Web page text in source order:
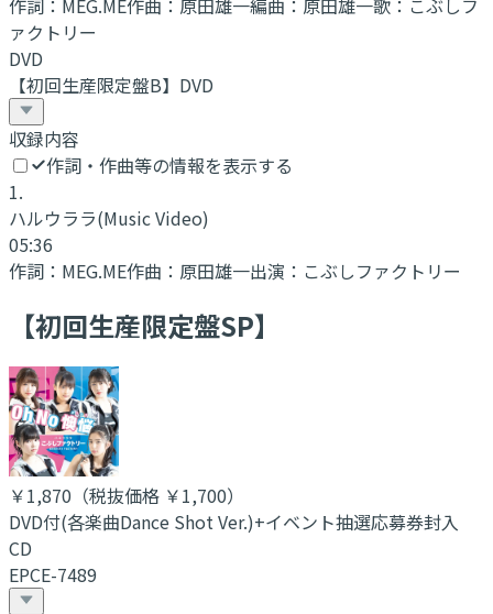
作詞： MEG.ME作曲： 原田雄一編曲： 原田雄一歌： こぶしフ
ァクトリー
DVD
【初回生産限定盤B】DVD
収録内容
作詞・作曲等の情報を表示する
1.
ハルウララ(Music Video)
05:36
作詞： MEG.ME作曲： 原田雄一出演： こぶしファクトリー
【初回生産限定盤SP】
￥1,870 （税抜価格 ￥1,700）
DVD付(各楽曲Dance Shot Ver.)+イベント抽選応募券封入
CD
EPCE-7489